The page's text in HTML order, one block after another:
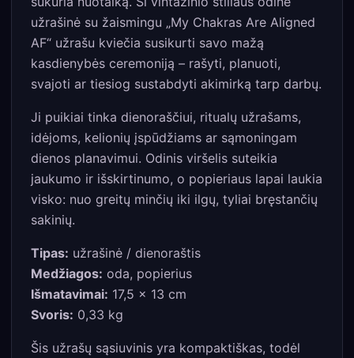
užrašinė su žaismingu „My Chakras Are Aligned
AF“ užrašu kviečia susikurti savo mažą
kasdienybės ceremoniją – rašyti, planuoti,
svajoti ar tiesiog sustabdyti akimirką tarp darbų.
Ji puikiai tinka dienoraščiui, ritualų užrašams,
idėjoms, kelionių įspūdžiams ar sąmoningam
dienos planavimui. Odinis viršelis suteikia
jaukumo ir išskirtinumo, o popieriaus lapai laukia
visko: nuo greitų minčių iki ilgų, tyliai bręstančių
sakinių.
Tipas: užrašinė / dienoraštis
Medžiagos: oda, popierius
Išmatavimai: 17,5 × 13 cm
Svoris: 0,33 kg
Šis užrašų sąsiuvinis yra kompaktiškas, todėl